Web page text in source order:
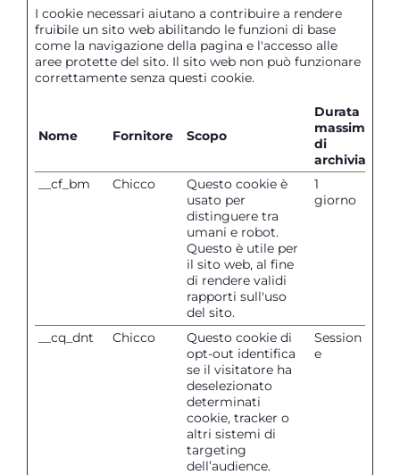
I cookie necessari aiutano a contribuire a rendere
fruibile un sito web abilitando le funzioni di base
come la navigazione della pagina e l'accesso alle
aree protette del sito. Il sito web non può funzionare
correttamente senza questi cookie.
Nome Fornitore Scopo
Durata
massima
di
__cf_bm
Chicco
Questo cookie è
usato per
distinguere tra
umani e robot.
Questo è utile per
il sito web, al fine
di rendere validi
rapporti sull'uso
del sito.
1
giorno
__cq_dnt Chicco
Questo cookie di
opt-out identifica
se il visitatore ha
deselezionato
determinati
cookie, tracker o
altri sistemi di
targeting
dell’audience.
Session
e